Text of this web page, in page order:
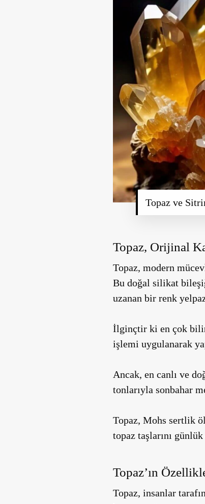
Topaz ve
Topaz, Orijinal
Topaz, modern
Bu doğal silikat
uzanan bir renk
İlginçtir ki en çok
işlemi uygulanarak
Ancak, en canlı ve
tonlarıyla sonbahar
Topaz, Mohs sertlik
topaz taşlarını
Topaz’ın
Topaz, insanlar